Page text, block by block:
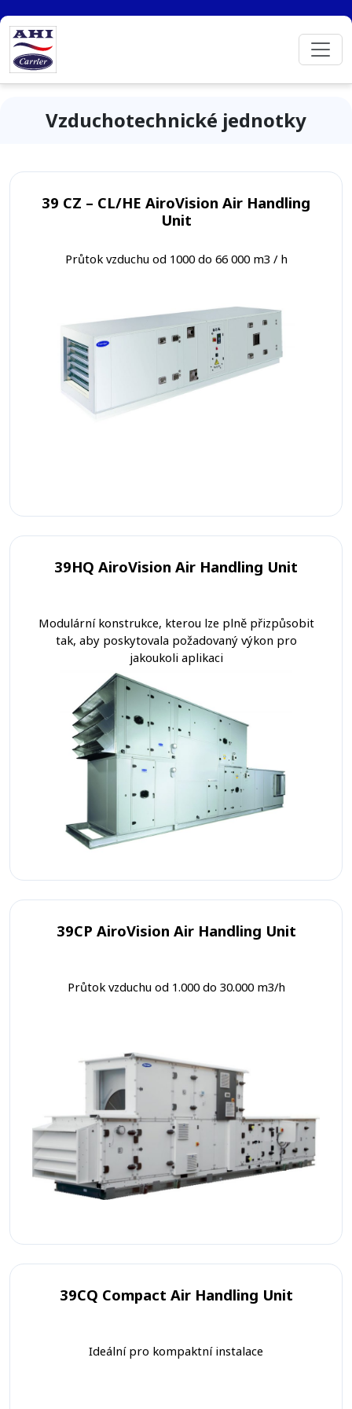
Vzduchotechnické jednotky
39 CZ – CL/HE AiroVision Air Handling
Unit
Průtok vzduchu od 1000 do 66 000 m3 / h
39HQ AiroVision Air Handling Unit
Modulární konstrukce, kterou lze plně přizpůsobit
tak, aby poskytovala požadovaný výkon pro
jakoukoli aplikaci
39CP AiroVision Air Handling Unit
Průtok vzduchu od 1.000 do 30.000 m3/h
39CQ Compact Air Handling Unit
Ideální pro kompaktní instalace